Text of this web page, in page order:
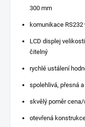
300 mm
komunikace
LCD displej
čitelný
rychlé ustálení
spolehlivá, přesná
skvělý poměr cena/
otevřená